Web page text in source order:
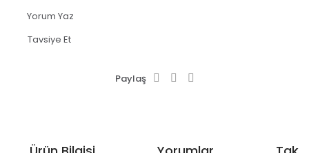
Yorum Yaz
Tavsiye Et
Paylaş